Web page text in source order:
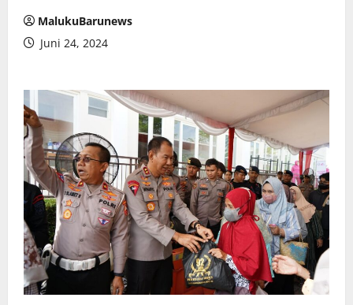
MalukuBarunews
Juni 24, 2024